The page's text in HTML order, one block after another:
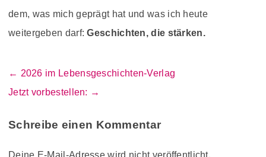
dem, was mich geprägt hat und was ich heute
weitergeben darf:Geschichten, die stärken.
Beitragsnavigation
← 2026 im Lebensgeschichten-Verlag
Jetzt vorbestellen: →
Schreibe einen Kommentar
Deine E-Mail-Adresse wird nicht veröffentlicht.